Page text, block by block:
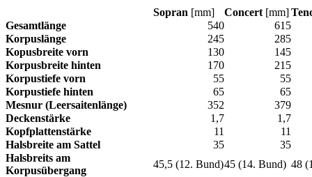
Sopran [mm] Concert [mm]
Gesamtlänge
540
615
Korpuslänge
245
285
Kopusbreite vorn
130
145
Korpusbreite hinten
170
215
Korpustiefe vorn
55
55
Korpustiefe hinten
65
65
Mesnur (Leersaitenlänge)
352
379
Deckenstärke
1,7
1,7
Kopfplattenstärke
11
11
Halsbreite am Sattel
35
35
Halsbreits am
Korpusübergang
45,5 (12. Bund)45 (14. Bund) 48